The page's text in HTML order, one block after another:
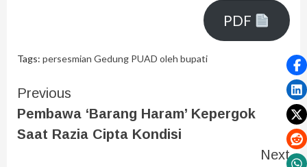
PDF
Tags: persesmian Gedung PUAD oleh bupati
Previous
Pembawa ‘Barang Haram’ Kepergok
Saat Razia Cipta Kondisi
Next